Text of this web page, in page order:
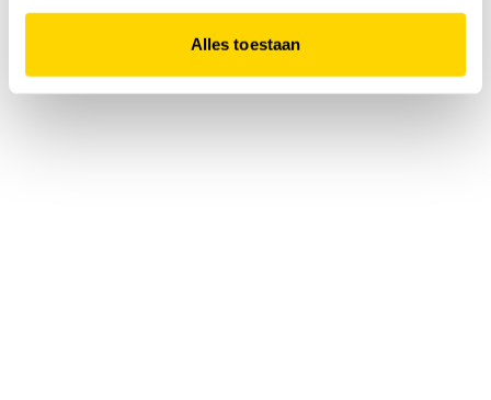
Alles toestaan